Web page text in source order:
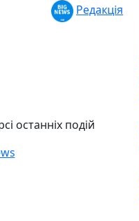
Редакція
останніх подій